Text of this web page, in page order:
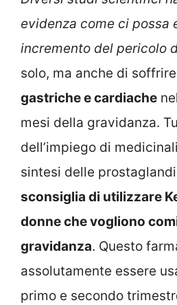
evidenza come ci possa
incremento del pericolo
solo, ma anche di
gastriche e cardiache
mesi della gravidanza.
dell’impiego di
sintesi delle
sconsiglia di utilizzare
donne che vogliono
gravidanza. Questo
assolutamente essere
primo e secondo